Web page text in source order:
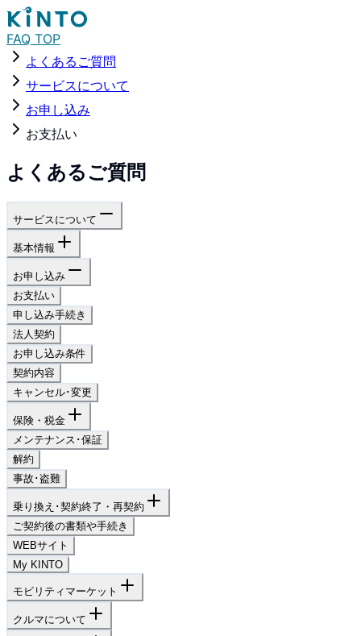
FAQ TOP
よくあるご質問
サービスについて
お申し込み
お支払い
よくあるご質問
サービスについて
基本情報
お申し込み
お支払い
申し込み手続き
法人契約
お申し込み条件
契約内容
キャンセル･変更
保険・税金
メンテナンス･保証
解約
事故･盗難
乗り換え･契約終了・再契約
ご契約後の書類や手続き
WEBサイト
My KINTO
モビリティマーケット
クルマについて